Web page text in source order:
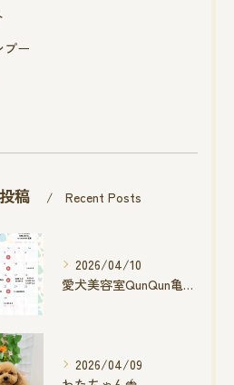
プー
稿 Recent Posts
2026/04/10
愛犬美容室QunQun亀山エコー店
2026/04/09